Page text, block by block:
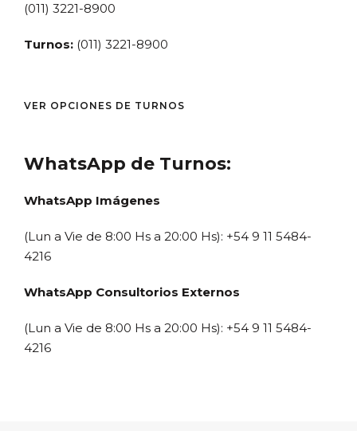
(011) 3221-8900
Turnos: (011) 3221-8900
VER OPCIONES DE TURNOS
WhatsApp de Turnos:
WhatsApp Imágenes
(Lun a Vie de 8:00 Hs a 20:00 Hs): +54 9 11 5484-
4216
WhatsApp Consultorios Externos
(Lun a Vie de 8:00 Hs a 20:00 Hs): +54 9 11 5484-
4216